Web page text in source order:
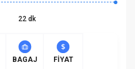
22 dk
BAGAJ FIYAT